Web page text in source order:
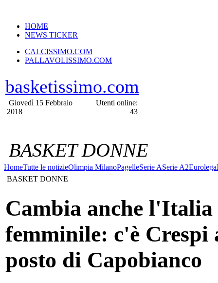
HOME
NEWS TICKER
CALCISSIMO.COM
PALLAVOLISSIMO.COM
basketissimo.com
Giovedì 15 Febbraio
2018
Utenti online:
43
BASKET DONNE
HomeTutte le notizieOlimpia MilanoPagelleSerie ASerie A2Eurolega
BASKET DONNE
Cambia anche l'Italia
femminile: c'è Crespi
posto di Capobianco